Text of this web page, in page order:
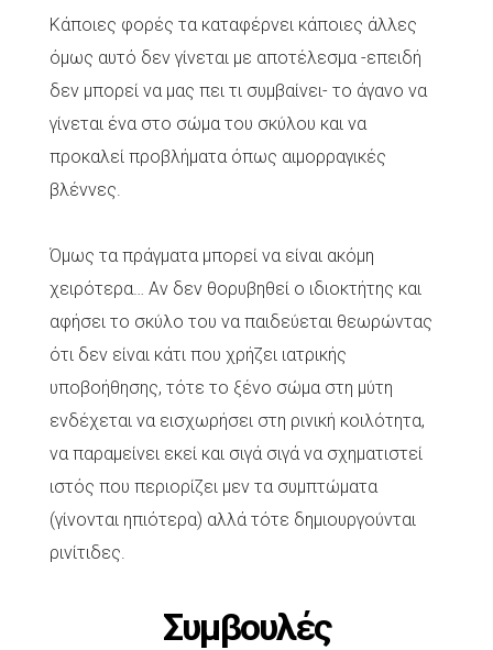
Κάποιες φορές τα καταφέρνει κάποιες άλλες
όμως αυτό δεν γίνεται με αποτέλεσμα -επειδή
δεν μπορεί να μας πει τι συμβαίνει- το άγανο να
γίνεται ένα στο σώμα του σκύλου και να
προκαλεί προβλήματα όπως αιμορραγικές
βλέννες.
Όμως τα πράγματα μπορεί να είναι ακόμη
χειρότερα… Αν δεν θορυβηθεί ο ιδιοκτήτης και
αφήσει το σκύλο του να παιδεύεται θεωρώντας
ότι δεν είναι κάτι που χρήζει ιατρικής
υποβοήθησης, τότε το ξένο σώμα στη μύτη
ενδέχεται να εισχωρήσει στη ρινική κοιλότητα,
να παραμείνει εκεί και σιγά σιγά να σχηματιστεί
ιστός που περιορίζει μεν τα συμπτώματα
(γίνονται ηπιότερα) αλλά τότε δημιουργούνται
ρινίτιδες.
Συμβουλές